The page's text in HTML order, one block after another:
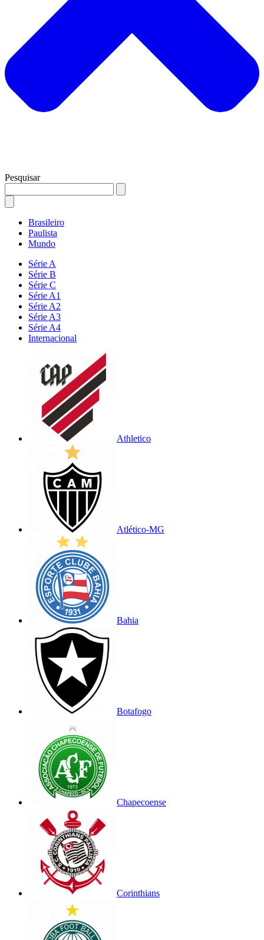
Pesquisar
Brasileiro
Paulista
Mundo
Série A
Série B
Série C
Série A1
Série A2
Série A3
Série A4
Internacional
Athletico
Atlético-MG
Bahia
Botafogo
Chapecoense
Corinthians